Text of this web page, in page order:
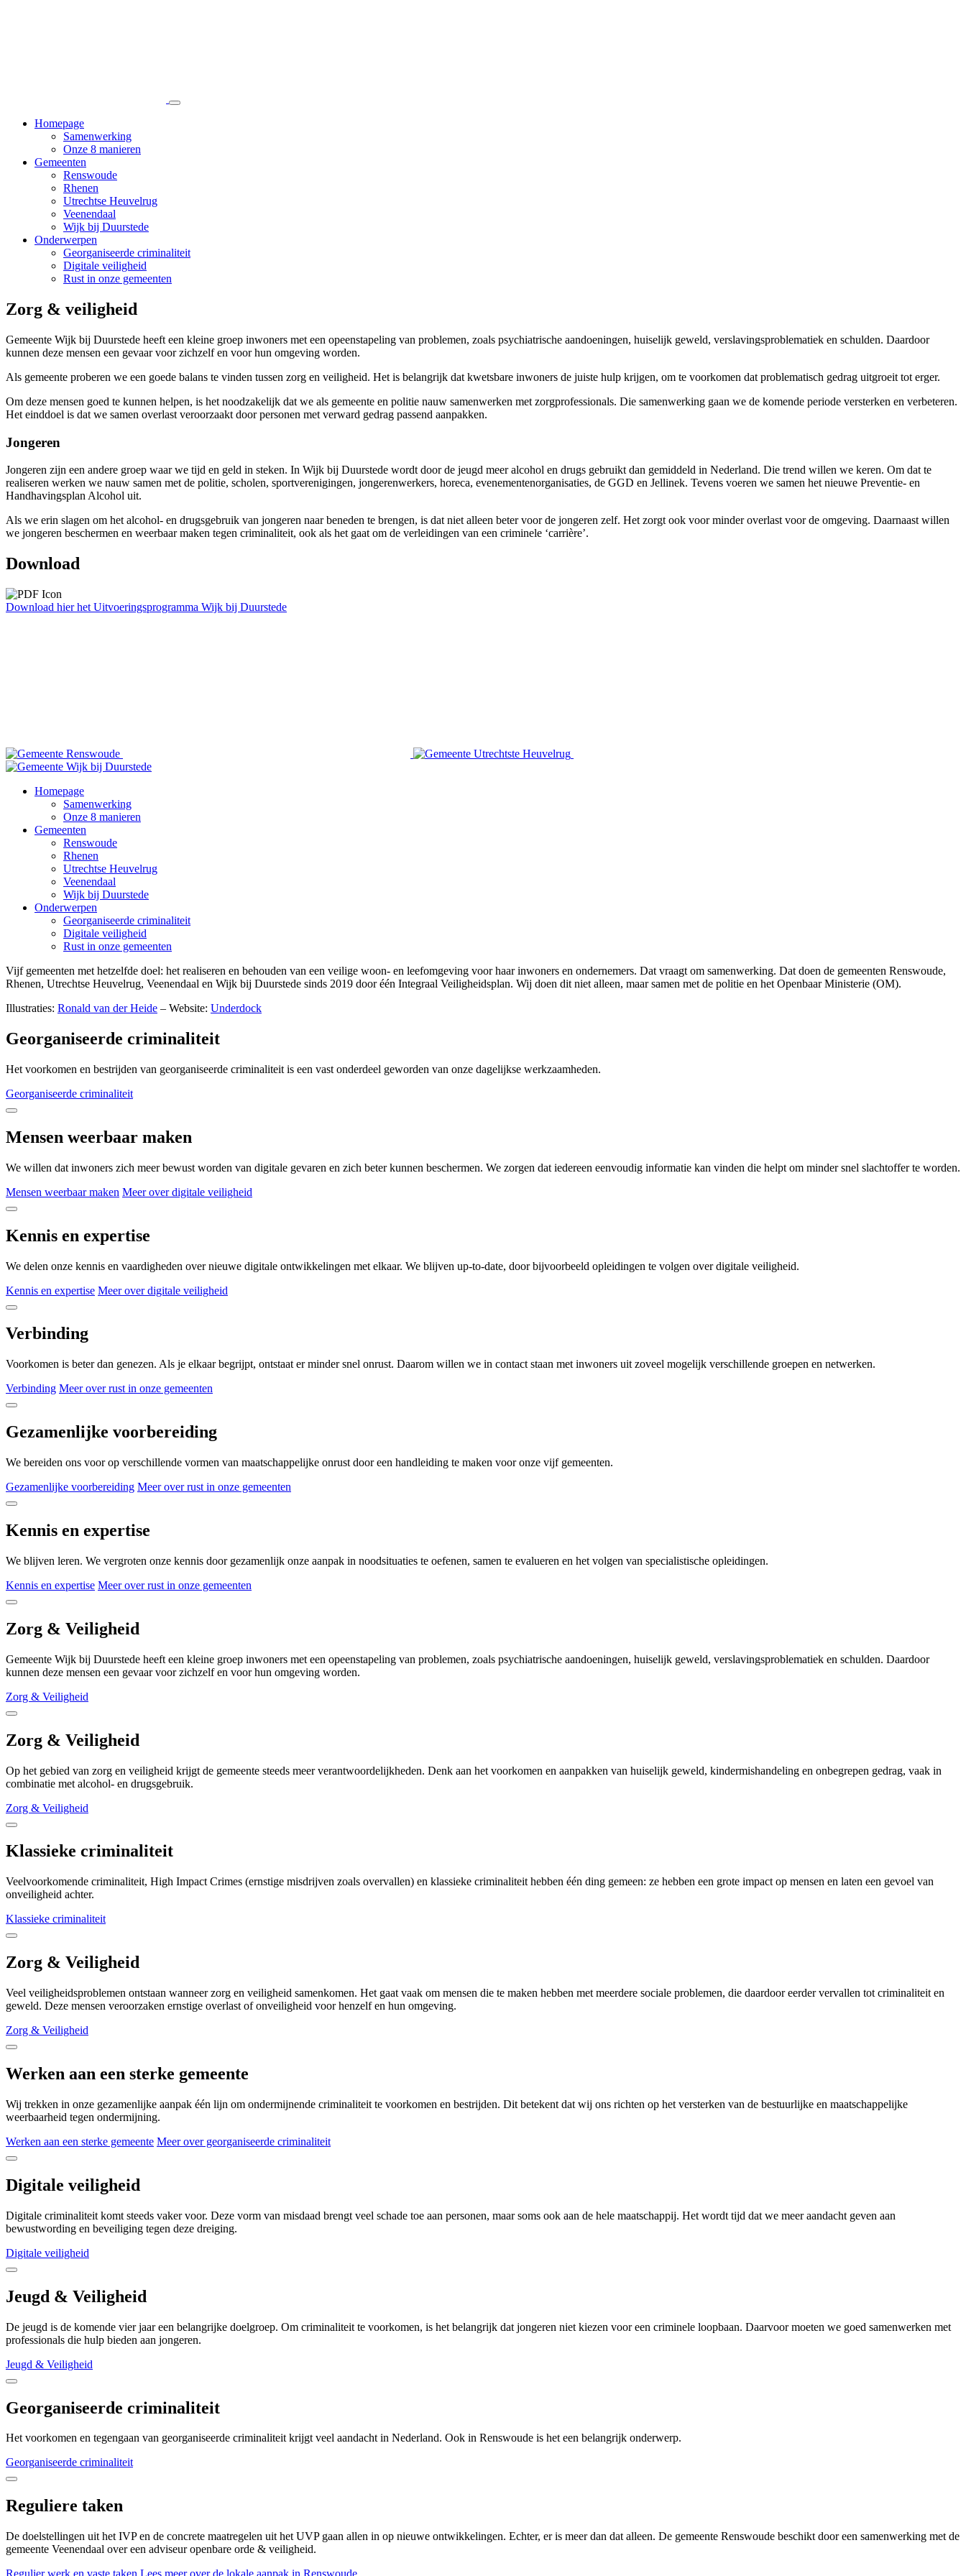
Homepage
Samenwerking
Onze 8 manieren
Gemeenten
Renswoude
Rhenen
Utrechtse Heuvelrug
Veenendaal
Wijk bij Duurstede
Onderwerpen
Georganiseerde criminaliteit
Digitale veiligheid
Rust in onze gemeenten
Zorg & veiligheid
Gemeente Wijk bij Duurstede heeft een kleine groep inwoners met een opeenstapeling van problemen, zoals psychiatrische aandoeningen, huiselijk geweld, verslavingsproblematiek en schulden. Daardoor
kunnen deze mensen een gevaar voor zichzelf en voor hun omgeving worden.
Als gemeente proberen we een goede balans te vinden tussen zorg en veiligheid. Het is belangrijk dat kwetsbare inwoners de juiste hulp krijgen, om te voorkomen dat problematisch gedrag uitgroeit tot erger.
Om deze mensen goed te kunnen helpen, is het noodzakelijk dat we als gemeente en politie nauw samenwerken met zorgprofessionals. Die samenwerking gaan we de komende periode versterken en verbeteren.
Het einddoel is dat we samen overlast veroorzaakt door personen met verward gedrag passend aanpakken.
Jongeren
Jongeren zijn een andere groep waar we tijd en geld in steken. In Wijk bij Duurstede wordt door de jeugd meer alcohol en drugs gebruikt dan gemiddeld in Nederland. Die trend willen we keren. Om dat te
realiseren werken we nauw samen met de politie, scholen, sportverenigingen, jongerenwerkers, horeca, evenementenorganisaties, de GGD en Jellinek. Tevens voeren we samen het nieuwe Preventie- en
Handhavingsplan Alcohol uit.
Als we erin slagen om het alcohol- en drugsgebruik van jongeren naar beneden te brengen, is dat niet alleen beter voor de jongeren zelf. Het zorgt ook voor minder overlast voor de omgeving. Daarnaast willen
we jongeren beschermen en weerbaar maken tegen criminaliteit, ook als het gaat om de verleidingen van een criminele ‘carrière’.
Download
Download hier het Uitvoeringsprogramma Wijk bij Duurstede
Homepage
Samenwerking
Onze 8 manieren
Gemeenten
Renswoude
Rhenen
Utrechtse Heuvelrug
Veenendaal
Wijk bij Duurstede
Onderwerpen
Georganiseerde criminaliteit
Digitale veiligheid
Rust in onze gemeenten
Vijf gemeenten met hetzelfde doel: het realiseren en behouden van een veilige woon- en leefomgeving voor haar inwoners en ondernemers. Dat vraagt om samenwerking. Dat doen de gemeenten Renswoude,
Rhenen, Utrechtse Heuvelrug, Veenendaal en Wijk bij Duurstede sinds 2019 door één Integraal Veiligheidsplan. Wij doen dit niet alleen, maar samen met de politie en het Openbaar Ministerie (OM).
Illustraties: Ronald van der Heide – Website: Underdock
Georganiseerde criminaliteit
Het voorkomen en bestrijden van georganiseerde criminaliteit is een vast onderdeel geworden van onze dagelijkse werkzaamheden.
Georganiseerde criminaliteit
Mensen weerbaar maken
We willen dat inwoners zich meer bewust worden van digitale gevaren en zich beter kunnen beschermen. We zorgen dat iedereen eenvoudig informatie kan vinden die helpt om minder snel slachtoffer te worden.
Mensen weerbaar maken Meer over digitale veiligheid
Kennis en expertise
We delen onze kennis en vaardigheden over nieuwe digitale ontwikkelingen met elkaar. We blijven up-to-date, door bijvoorbeeld opleidingen te volgen over digitale veiligheid.
Kennis en expertise Meer over digitale veiligheid
Verbinding
Voorkomen is beter dan genezen. Als je elkaar begrijpt, ontstaat er minder snel onrust. Daarom willen we in contact staan met inwoners uit zoveel mogelijk verschillende groepen en netwerken.
Verbinding Meer over rust in onze gemeenten
Gezamenlijke voorbereiding
We bereiden ons voor op verschillende vormen van maatschappelijke onrust door een handleiding te maken voor onze vijf gemeenten.
Gezamenlijke voorbereiding Meer over rust in onze gemeenten
Kennis en expertise
We blijven leren. We vergroten onze kennis door gezamenlijk onze aanpak in noodsituaties te oefenen, samen te evalueren en het volgen van specialistische opleidingen.
Kennis en expertise Meer over rust in onze gemeenten
Zorg & Veiligheid
Gemeente Wijk bij Duurstede heeft een kleine groep inwoners met een opeenstapeling van problemen, zoals psychiatrische aandoeningen, huiselijk geweld, verslavingsproblematiek en schulden. Daardoor
kunnen deze mensen een gevaar voor zichzelf en voor hun omgeving worden.
Zorg & Veiligheid
Zorg & Veiligheid
Op het gebied van zorg en veiligheid krijgt de gemeente steeds meer verantwoordelijkheden. Denk aan het voorkomen en aanpakken van huiselijk geweld, kindermishandeling en onbegrepen gedrag, vaak in
combinatie met alcohol- en drugsgebruik.
Zorg & Veiligheid
Klassieke criminaliteit
Veelvoorkomende criminaliteit, High Impact Crimes (ernstige misdrijven zoals overvallen) en klassieke criminaliteit hebben één ding gemeen: ze hebben een grote impact op mensen en laten een gevoel van
onveiligheid achter.
Klassieke criminaliteit
Zorg & Veiligheid
Veel veiligheidsproblemen ontstaan wanneer zorg en veiligheid samenkomen. Het gaat vaak om mensen die te maken hebben met meerdere sociale problemen, die daardoor eerder vervallen tot criminaliteit en
geweld. Deze mensen veroorzaken ernstige overlast of onveiligheid voor henzelf en hun omgeving.
Zorg & Veiligheid
Werken aan een sterke gemeente
Wij trekken in onze gezamenlijke aanpak één lijn om ondermijnende criminaliteit te voorkomen en bestrijden. Dit betekent dat wij ons richten op het versterken van de bestuurlijke en maatschappelijke
weerbaarheid tegen ondermijning.
Werken aan een sterke gemeente Meer over georganiseerde criminaliteit
Digitale veiligheid
Digitale criminaliteit komt steeds vaker voor. Deze vorm van misdaad brengt veel schade toe aan personen, maar soms ook aan de hele maatschappij. Het wordt tijd dat we meer aandacht geven aan
bewustwording en beveiliging tegen deze dreiging.
Digitale veiligheid
Jeugd & Veiligheid
De jeugd is de komende vier jaar een belangrijke doelgroep. Om criminaliteit te voorkomen, is het belangrijk dat jongeren niet kiezen voor een criminele loopbaan. Daarvoor moeten we goed samenwerken met
professionals die hulp bieden aan jongeren.
Jeugd & Veiligheid
Georganiseerde criminaliteit
Het voorkomen en tegengaan van georganiseerde criminaliteit krijgt veel aandacht in Nederland. Ook in Renswoude is het een belangrijk onderwerp.
Georganiseerde criminaliteit
Reguliere taken
De doelstellingen uit het IVP en de concrete maatregelen uit het UVP gaan allen in op nieuwe ontwikkelingen. Echter, er is meer dan dat alleen. De gemeente Renswoude beschikt door een samenwerking met de
gemeente Veenendaal over een adviseur openbare orde & veiligheid.